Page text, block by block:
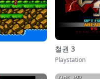
철권 3
Playstation